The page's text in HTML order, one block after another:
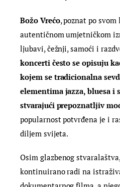
Božo Vrećo, poznat po
autentičnom umjetničkom
ljubavi, čežnji, samoći i
koncerti često se opisuju
kojem se tradicionalna
elementima jazza, bluesa i
stvarajući prepoznatljiv
popularnost potvrđena je i
diljem svijeta.
Osim glazbenog
kontinuirano radi na